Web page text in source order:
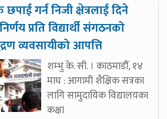
गर्न निजी क्षेत्रलाई दिने
प्रति विद्यार्थी संगठनको
व्यवसायीको आपत्ति
शम्भु के. सी. । काठमाडौँ, १४
माघ : आगामी शैक्षिक सत्रका
लागि सामुदायिक विद्यालयका
कक्षा